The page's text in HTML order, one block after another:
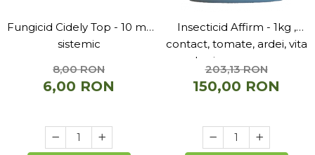
Fungicid Cidely Top - 10 ml,
sistemic
8,00 RON
6,00 RON
Insecticid Affirm - 1kg ,
contact, tomate, ardei, vita
de vie, varza, mar
203,13 RON
150,00 RON